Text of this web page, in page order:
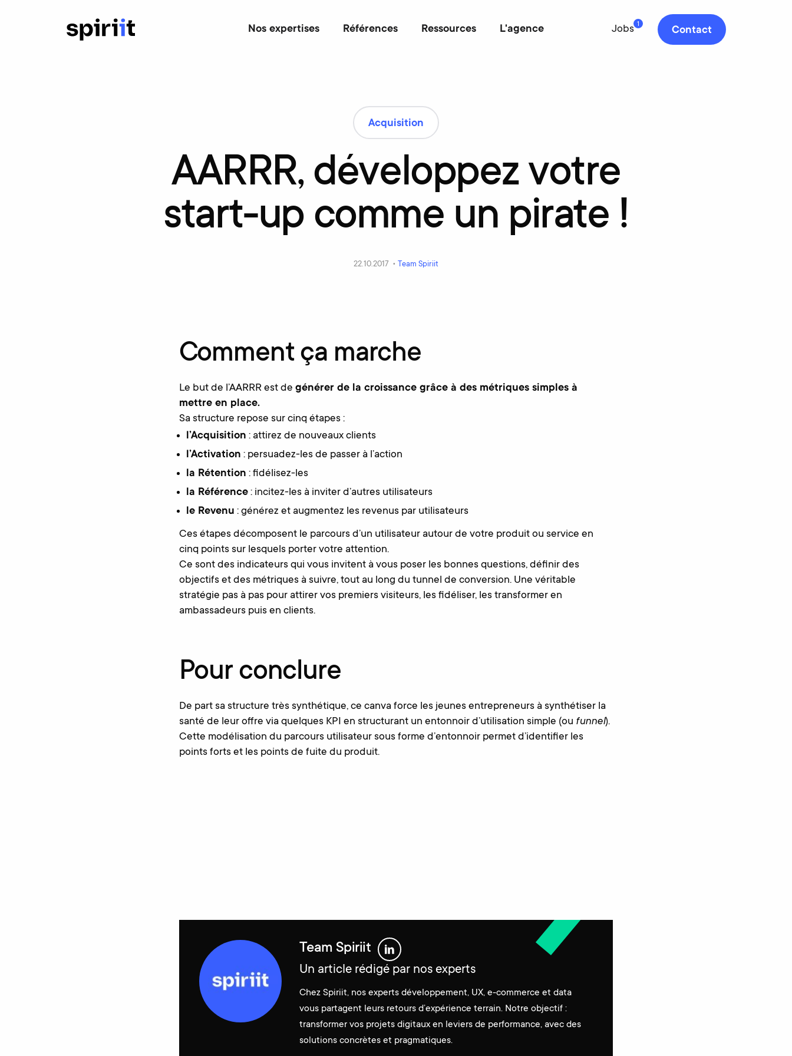
Nos expertises Références Ressources L'agence Jobs 1
Contact
Acquisition
AARRR, développez votre
start-up comme un pirate !
22.10.2017 • Team Spiriit
Comment ça marche
Le but de l’AARRR est de générer de la croissance grâce à des métriques simples à
mettre en place.
Sa structure repose sur cinq étapes :
l’Acquisition : attirez de nouveaux clients
l’Activation : persuadez-les de passer à l’action
la Rétention : fidélisez-les
la Référence : incitez-les à inviter d’autres utilisateurs
le Revenu : générez et augmentez les revenus par utilisateurs
Ces étapes décomposent le parcours d’un utilisateur autour de votre produit ou service en
cinq points sur lesquels porter votre attention.
Ce sont des indicateurs qui vous invitent à vous poser les bonnes questions, définir des
objectifs et des métriques à suivre, tout au long du tunnel de conversion. Une véritable
stratégie pas à pas pour attirer vos premiers visiteurs, les fidéliser, les transformer en
ambassadeurs puis en clients.
Pour conclure
De part sa structure très synthétique, ce canva force les jeunes entrepreneurs à synthétiser la
santé de leur offre via quelques KPI en structurant un entonnoir d’utilisation simple (ou funnel).
Cette modélisation du parcours utilisateur sous forme d’entonnoir permet d’identifier les
points forts et les points de fuite du produit.
Team Spiriit
Un article rédigé par nos experts
Chez Spiriit, nos experts développement, UX, e-commerce et data
vous partagent leurs retours d’expérience terrain. Notre objectif :
transformer vos projets digitaux en leviers de performance, avec des
solutions concrètes et pragmatiques.